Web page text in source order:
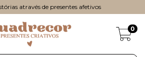
através de presentes afetivos
0